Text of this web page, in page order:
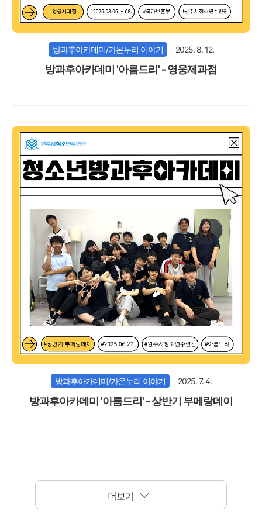
방과후아카데미/가온누리 이야기 2025. 8. 12.
방과후아카데미 '아름드리' - 영웅제과점
방과후아카데미/가온누리 이야기 2025. 7. 4.
방과후아카데미 '아름드리' - 상반기 부메랑데이
더보기